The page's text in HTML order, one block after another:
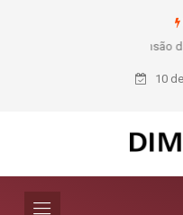
Nichele completa 50 anos
varejistas de
10